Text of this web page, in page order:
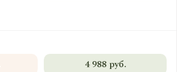
4 988 руб.